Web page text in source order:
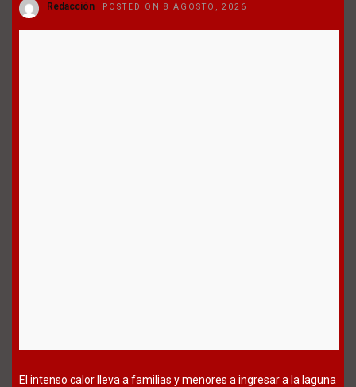
Redacción POSTED ON 8 AGOSTO, 2026
El intenso calor lleva a familias y menores a ingresar a la laguna